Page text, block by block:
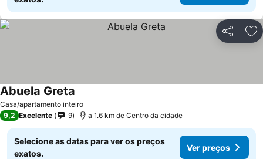
Partilhar
Casa/apartamento inteiro
Abuela Greta
9,2 Excelente 9 a 1.6 km de Centro da cidade
Selecione as datas para ver os preços
exatos.
Ver preços